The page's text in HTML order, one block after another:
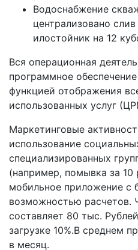
Водоснабжение
централизовано
илостойник на 12
Вся операционная
программное
функцией отображения
использованных услуг
Маркетинговые
использование
специализированных
(например, помывка за 10
мобильное приложение с
возможностью расчетов.
составляет 80 тыс.
загрузке 10%.В среднем
в месяц.